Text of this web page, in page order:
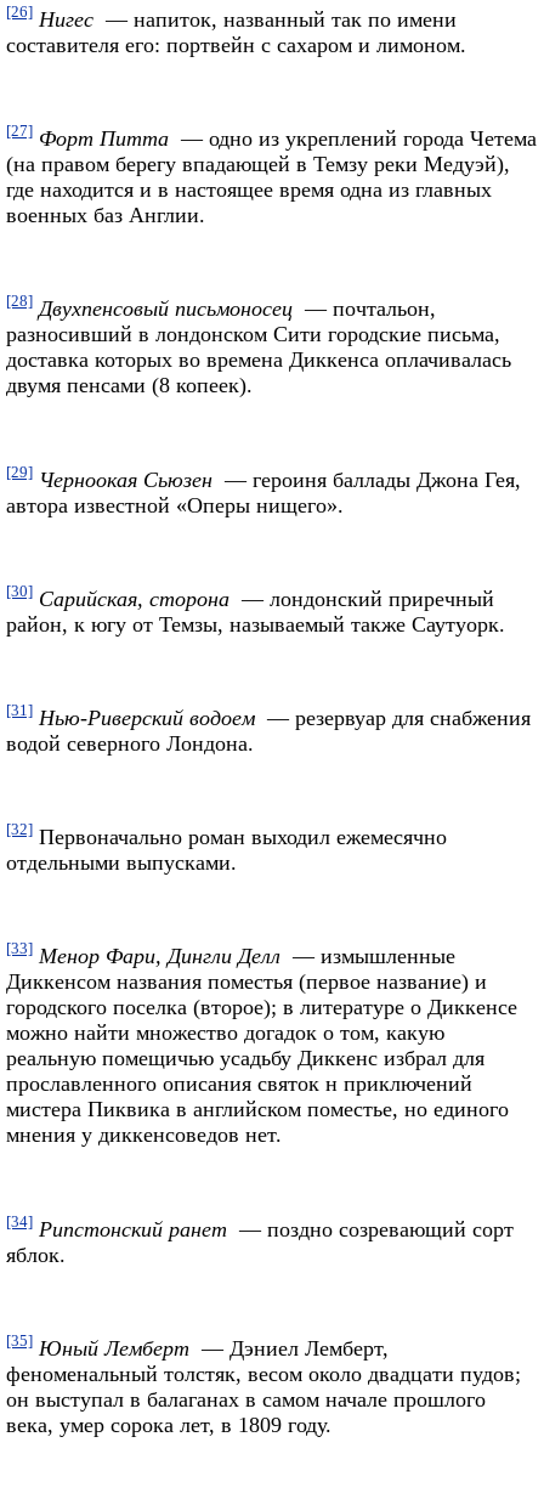
[26] Нигес — напиток, названный так по имени
составителя его: портвейн с сахаром и лимоном.
[27] Форт Питта — одно из укреплений города Четема
(на правом берегу впадающей в Темзу реки Медуэй),
где находится и в настоящее время одна из главных
военных баз Англии.
[28] Двухпенсовый письмоносец — почтальон,
разносивший в лондонском Сити городские письма,
доставка которых во времена Диккенса оплачивалась
двумя пенсами (8 копеек).
[29] Черноокая Сьюзен — героиня баллады Джона Гея,
автора известной «Оперы нищего».
[30] Сарийская, сторона — лондонский приречный
район, к югу от Темзы, называемый также Саутуорк.
[31] Нью-Риверский водоем — резервуар для снабжения
водой северного Лондона.
[32] Первоначально роман выходил ежемесячно
отдельными выпусками.
[33] Менор Фари, Дингли Делл — измышленные
Диккенсом названия поместья (первое название) и
городского поселка (второе); в литературе о Диккенсе
можно найти множество догадок о том, какую
реальную помещичью усадьбу Диккенс избрал для
прославленного описания святок н приключений
мистера Пиквика в английском поместье, но единого
мнения у диккенсоведов нет.
[34] Рипстонский ранет — поздно созревающий сорт
яблок.
[35] Юный Лемберт — Дэниел Лемберт,
феноменальный толстяк, весом около двадцати пудов;
он выступал в балаганах в самом начале прошлого
века, умер сорока лет, в 1809 году.